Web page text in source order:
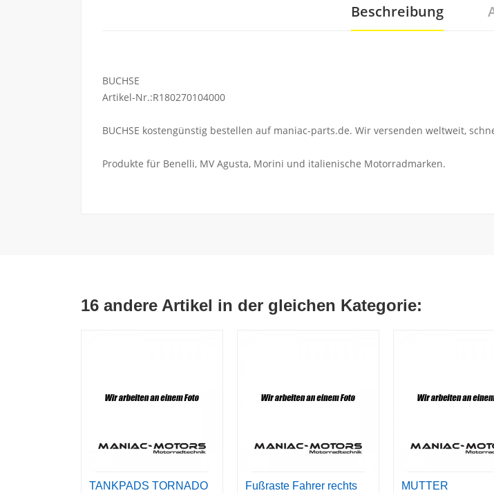
Beschreibung
BUCHSE
Artikel-Nr.:R180270104000
BUCHSE kostengünstig bestellen auf maniac-parts.de. Wir versenden weltweit,
Produkte für Benelli, MV Agusta, Morini und italienische Motorradmarken.
16 andere Artikel in der gleichen Kategorie:
TANKPADS TORNADO
Fußraste Fahrer rechts MUTTER